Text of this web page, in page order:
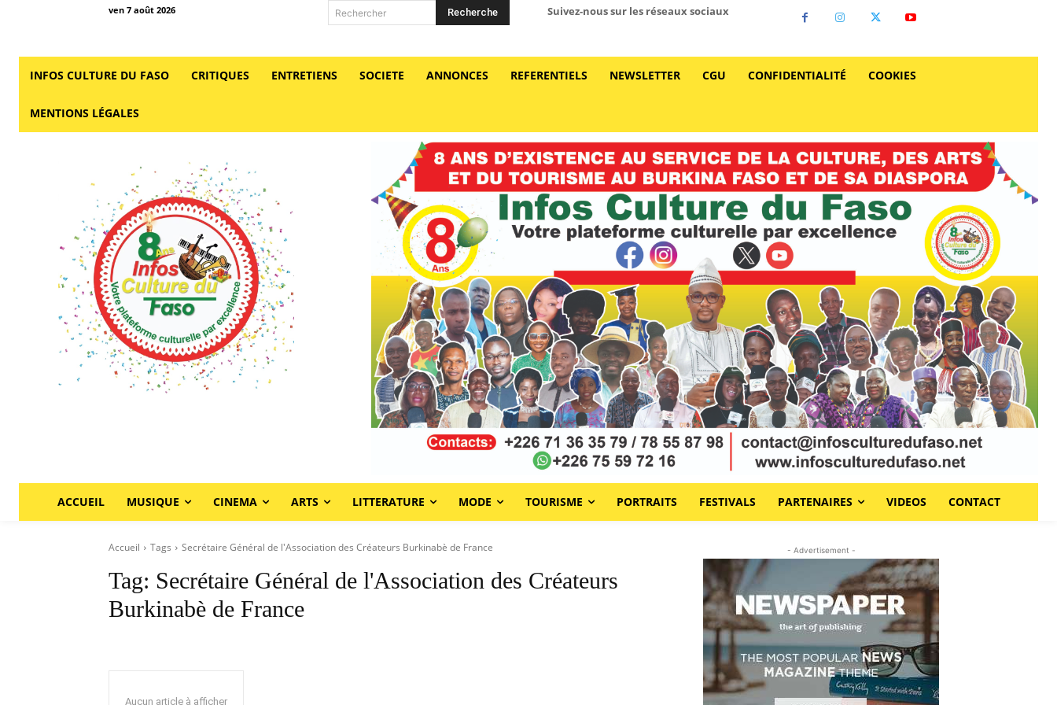
ven 7 août 2026 Rechercher Recherche Suivez-nous sur les réseaux sociaux
INFOS CULTURE DU FASO CRITIQUES ENTRETIENS SOCIETE ANNONCES REFERENTIELS NEWSLETTER CGU CONFIDENTIALITÉ COOKIES
MENTIONS LÉGALES
ACCUEIL MUSIQUE CINEMA ARTS LITTERATURE MODE TOURISME PORTRAITS FESTIVALS PARTENAIRES VIDEOS CONTACT
Accueil Tags Secrétaire Général de l'Association des Créateurs Burkinabè de France
Tag: Secrétaire Général de l'Association des Créateurs
Burkinabè de France
Aucun article à afficher
- Advertisement -